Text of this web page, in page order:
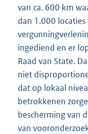
van ca. 600 km
dan 1.000
ingediend en er
Raad van State.
niet
dat op lokaal
betrokkenen
bescherming van
van